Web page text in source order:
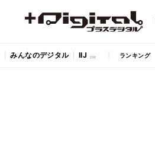
みんなのデジタル IIJ ランキング